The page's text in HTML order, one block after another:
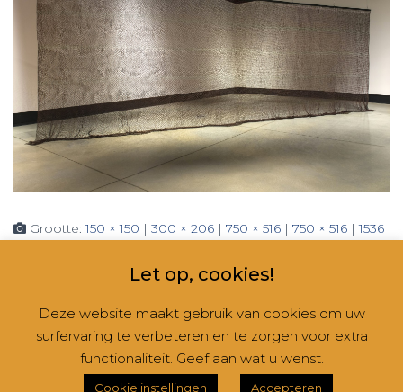
Grootte:150 × 150 | 300 × 206 | 750 × 516 | 750 × 516 | 1536
CONTACT NIEUWSBRIEVEN RUBRIEKEN
Hestia | Ontwikkeld doorThemeIsle
Let op, cookies!
Deze website maakt gebruik van cookies om uw
surfervaring te verbeteren en te zorgen voor extra
functionaliteit. Geef aan wat u wenst.
Cookie instellingen Accepteren